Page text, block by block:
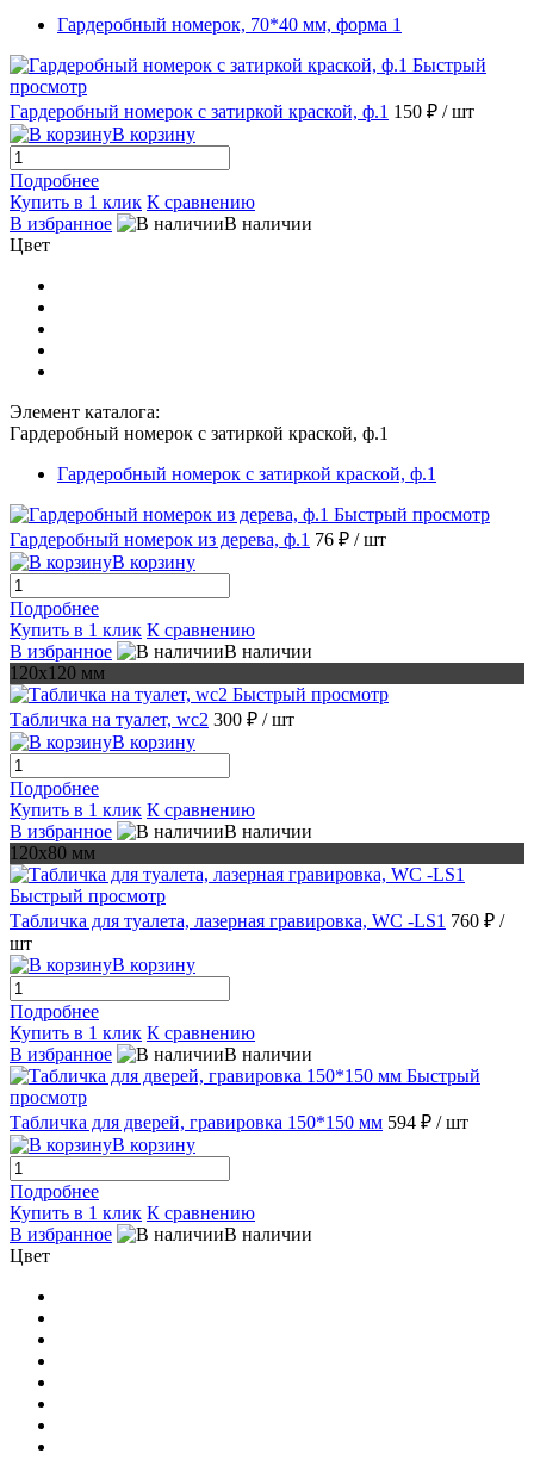
Гардеробный номерок, 70*40 мм, форма 1
Быстрый
просмотр
Гардеробный номерок с затиркой краской, ф.1 150 ₽ / шт
В корзину
Подробнее
Купить в 1 клик К сравнению
В избранное
В наличии
Цвет
Элемент каталога:
Гардеробный номерок с затиркой краской, ф.1
Гардеробный номерок с затиркой краской, ф.1
Быстрый просмотр
Гардеробный номерок из дерева, ф.1 76 ₽ / шт
В корзину
Подробнее
Купить в 1 клик К сравнению
В избранное
В наличии
120х120 мм
Быстрый просмотр
Табличка на туалет, wc2 300 ₽ / шт
В корзину
Подробнее
Купить в 1 клик К сравнению
В избранное
В наличии
120х80 мм
Быстрый просмотр
Табличка для туалета, лазерная гравировка, WC -LS1 760 ₽ /
шт
В корзину
Подробнее
Купить в 1 клик К сравнению
В избранное
В наличии
Быстрый
просмотр
Табличка для дверей, гравировка 150*150 мм 594 ₽ / шт
В корзину
Подробнее
Купить в 1 клик К сравнению
В избранное
В наличии
Цвет